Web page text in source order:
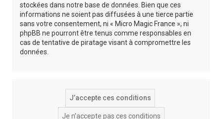
stockées dans notre base de données. Bien que ces
informations ne soient pas diffusées à une tierce partie
sans votre consentement, ni « Micro Magic France », ni
phpBB ne pourront être tenus comme responsables en
cas de tentative de piratage visant à compromettre les
données.